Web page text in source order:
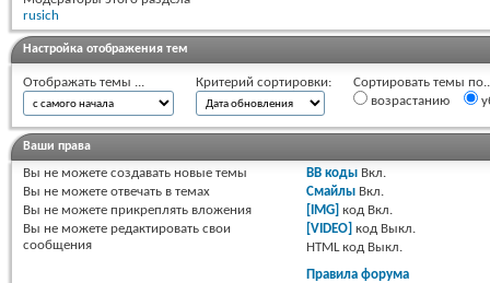
rusich
Настройка отображения тем
Отображать темы ... Критерий сортировки:
Сортировать темы
возрастанию
Ваши права
Вы не можете создавать новые темы
Вы не можете отвечать в темах
Вы не можете прикреплять вложения
Вы не можете редактировать свои
сообщения
BB коды Вкл.
Смайлы Вкл.
[IMG] код Вкл.
[VIDEO] код Выкл.
HTML код Выкл.
Правила форума